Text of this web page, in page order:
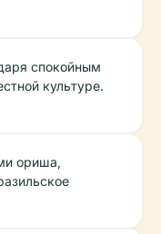
спокойным
культуре.
ориша,